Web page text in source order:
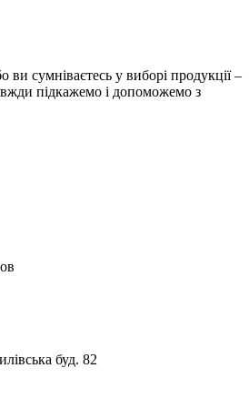
сумніваєтесь у виборі продукції –
підкажемо і допоможемо з
буд. 82